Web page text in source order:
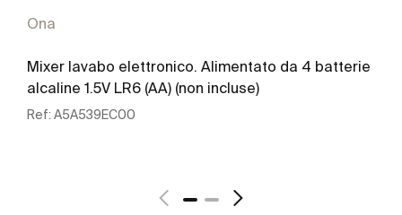
Ona
Mixer lavabo elettronico. Alimentato da 4 batterie
alcaline 1.5V LR6 (AA) (non incluse)
Ref: A5A539EC00